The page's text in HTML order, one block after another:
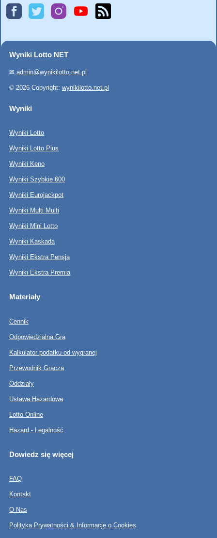
Wyniki Lotto NET
✉ admin@wynikilotto.net.pl
© 2026 Copyright: wynikilotto.net.pl
Wyniki
Wyniki Lotto
Wyniki Lotto Plus
Wyniki Keno
Wyniki Szybkie 600
Wyniki Eurojackpot
Wyniki Multi Multi
Wyniki Mini Lotto
Wyniki Kaskada
Wyniki Ekstra Pensja
Wyniki Ekstra Premia
Materiały
Cennik
Odpowiedzialna Gra
Kalkulator podatku od wygranej
Przewodnik Gracza
Oddziały
Ustawa Hazardowa
Lotto Online
Hazard - Legalność
Dowiedz się więcej
FAQ
Kontakt
O Nas
Polityka Prywatności & Informacje o Cookies